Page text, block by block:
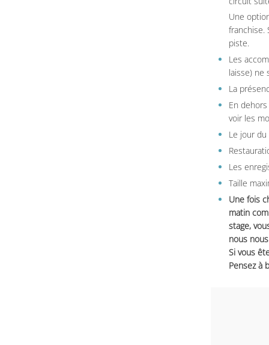
Une
franchise.
piste.
Les
laisse) ne
La
En
voir les
Le jour
Les
Taille
Une fois
matin
stage,
nous
Si vous
Pensez à